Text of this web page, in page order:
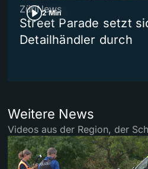
2 Min
ZüriNews
Street Parade setzt
Detailhändler durch
Weitere News
Videos aus der Region, der